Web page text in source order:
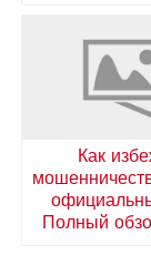
Как
Полный